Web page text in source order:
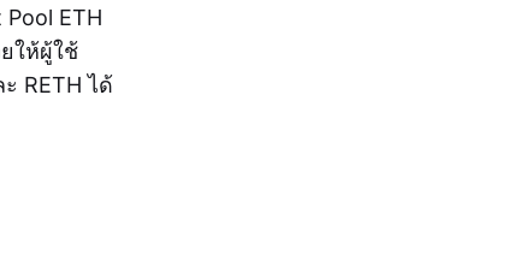
ETH
ให้ผู้ใช้
RETH ได้